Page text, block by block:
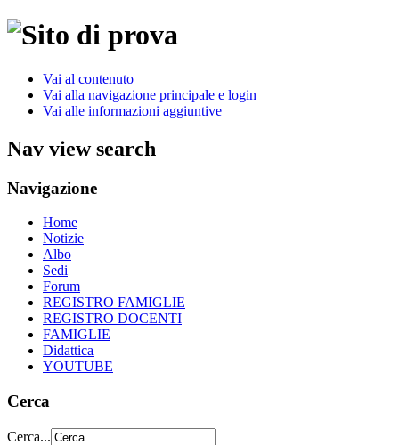
Vai al contenuto
Vai alla navigazione principale e login
Vai alle informazioni aggiuntive
Nav view search
Navigazione
Home
Notizie
Albo
Sedi
Forum
REGISTRO FAMIGLIE
REGISTRO DOCENTI
FAMIGLIE
Didattica
YOUTUBE
Cerca
Cerca...